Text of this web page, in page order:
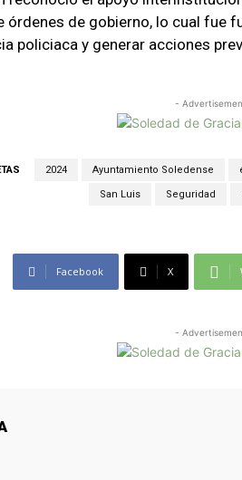
órdenes de gobierno, lo cual fue
policiaca y generar acciones
-
2024 Ayuntamiento Soledense
San Luis Seguridad
Facebook X
-